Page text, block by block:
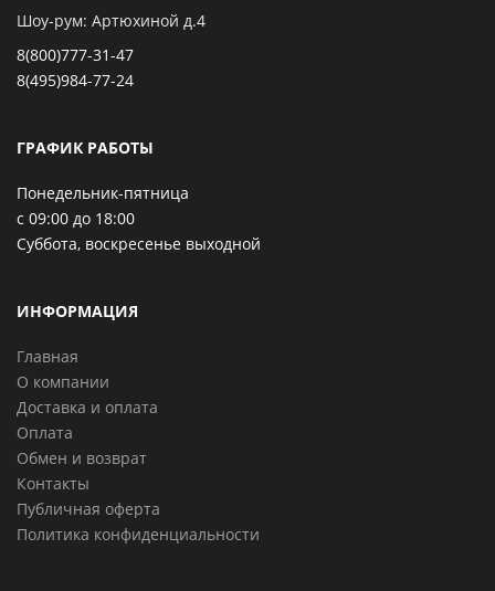
Шоу-рум: Артюхиной д.4
8(800)777-31-47
8(495)984-77-24
ГРАФИК РАБОТЫ
Понедельник-пятница
с 09:00 до 18:00
Суббота, воскресенье выходной
ИНФОРМАЦИЯ
Главная
О компании
Доставка и оплата
Оплата
Обмен и возврат
Контакты
Публичная оферта
Политика конфиденциальности